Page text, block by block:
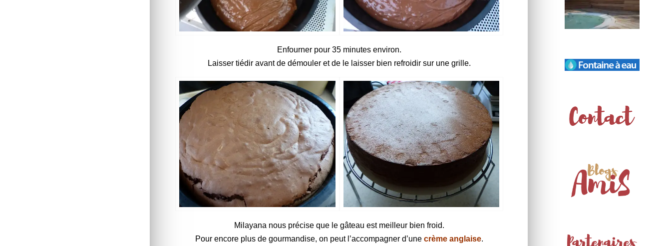
Enfourner pour 35 minutes environ.
Laisser tiédir avant de démouler et de le laisser bien refroidir sur une grille.
Milayana nous précise que le gâteau est meilleur bien froid.
Pour encore plus de gourmandise, on peut l’accompagner d’unecrème anglaise.